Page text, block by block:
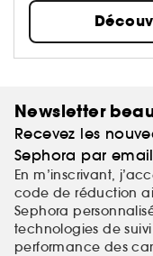
Newsletter
Recevez les
Sephora par email
En m’inscrivant,
code de réduction
Sephora
technologies de
performance des